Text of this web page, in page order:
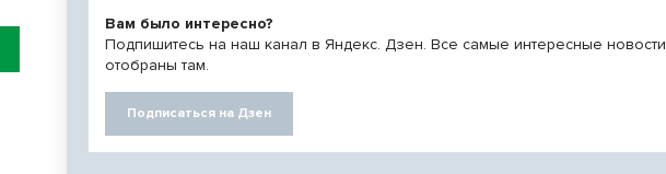
Вам было интересно?
Подпишитесь на наш канал в Яндекс. Дзен. Все самые интересные новости
отобраны там.
Подписаться на Дзен